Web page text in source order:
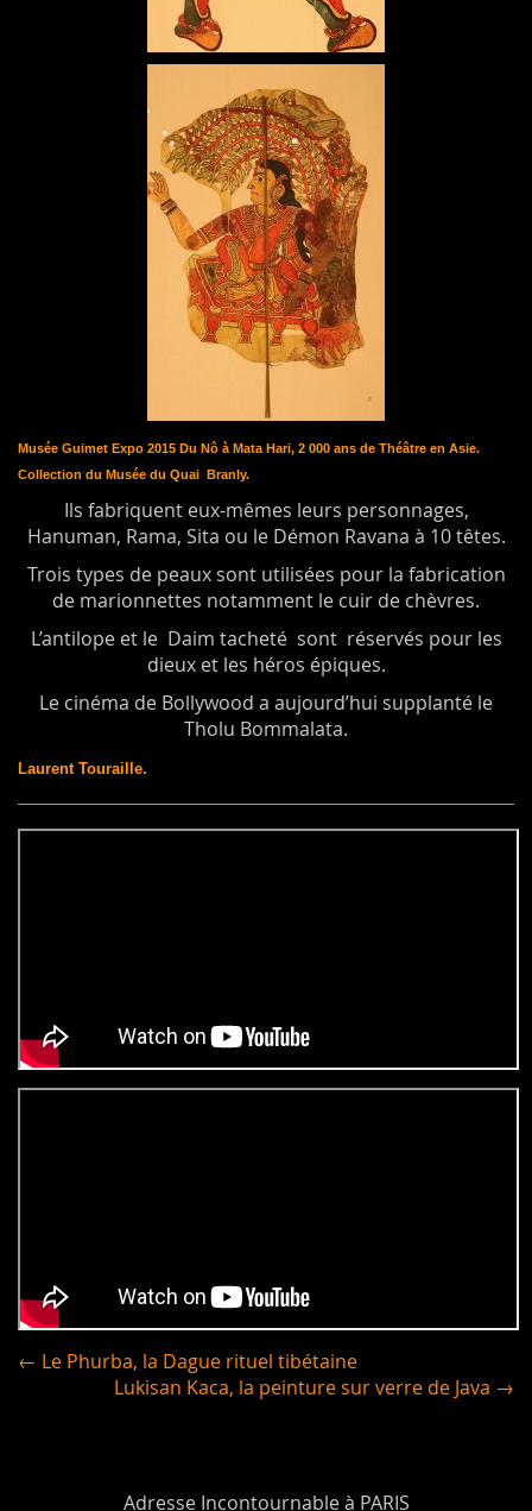
Musée Guimet Expo 2015 Du Nô à Mata Hari, 2 000 ans de Théâtre en Asie.
Collection du Musée du Quai Branly.
Ils fabriquent eux-mêmes leurs personnages,
Hanuman, Rama, Sita ou le Démon Ravana à 10 têtes.
Trois types de peaux sont utilisées pour la fabrication
de marionnettes notamment le cuir de chèvres.
L’antilope et le Daim tacheté sont réservés pour les
dieux et les héros épiques.
Le cinéma de Bollywood a aujourd’hui supplanté le
Tholu Bommalata.
Laurent Touraille.
← Le Phurba, la Dague rituel tibétaine
Lukisan Kaca, la peinture sur verre de Java →
Adresse Incontournable à PARIS